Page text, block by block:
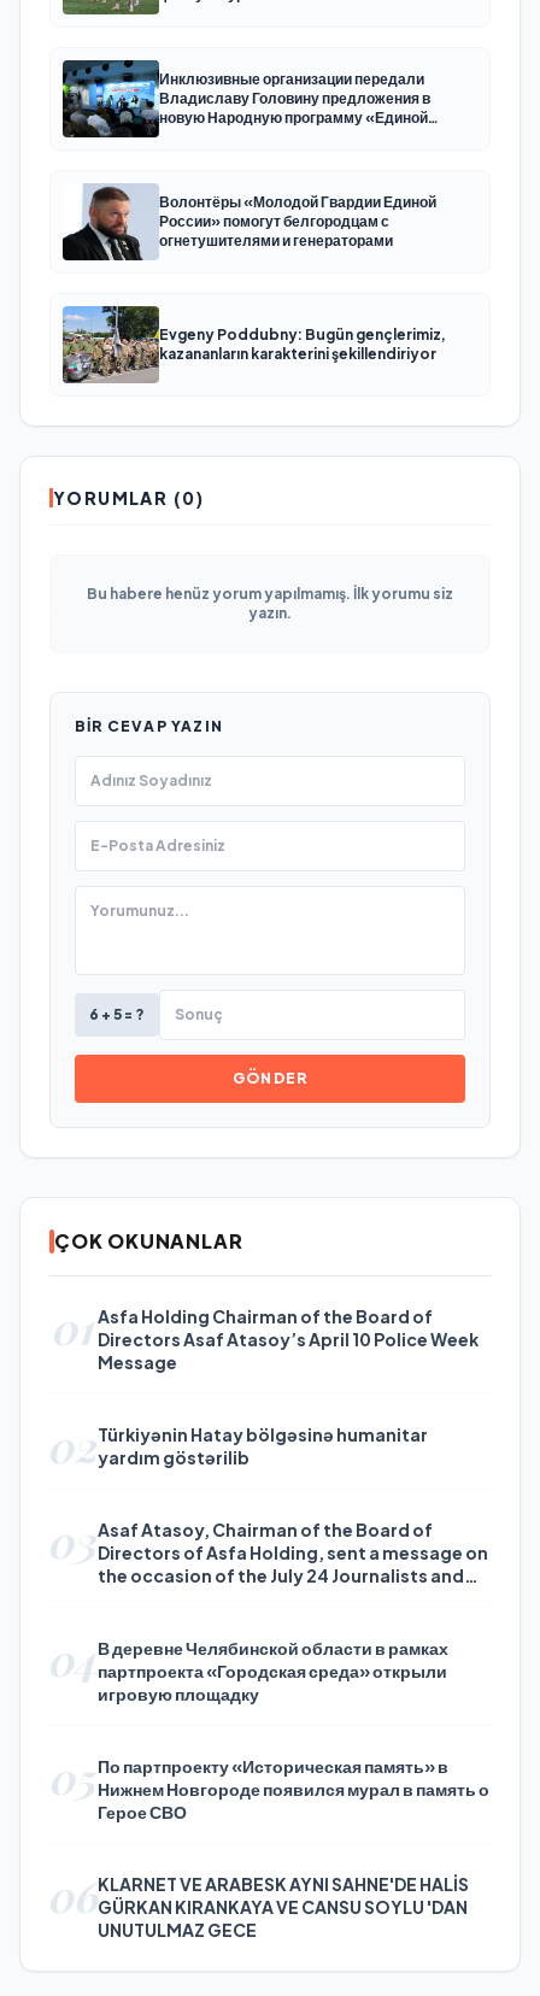
Инклюзивные организации передали
Владиславу Головину предложения в
новую Народную программу «Единой
Волонтёры «Молодой Гвардии Единой
России» помогут белгородцам с
огнетушителями и генераторами
Evgeny Poddubny: Bugün gençlerimiz,
kazananların karakterini şekillendiriyor
YORUMLAR (0)
Bu habere henüz yorum yapılmamış. İlk yorumu siz
yazın.
BIR CEVAP YAZIN
6 + 5 = ?
GÖNDER
ÇOK OKUNANLAR
01Asfa Holding Chairman of the Board of
Directors Asaf Atasoy’s April 10 Police Week
Message
02Türkiyənin Hatay bölgəsinə humanitar
yardım göstərilib
03Asaf Atasoy, Chairman of the Board of
Directors of Asfa Holding, sent a message on
the occasion of the July 24 Journalists and
04В деревне Челябинской области в рамках
партпроекта «Городская среда» открыли
игровую площадку
05По партпроекту «Историческая память» в
Нижнем Новгороде появился мурал в память о
Герое СВО
06KLARNET VE ARABESK AYNI SAHNE'DE HALİS
GÜRKAN KIRANKAYA VE CANSU SOYLU 'DAN
UNUTULMAZ GECE